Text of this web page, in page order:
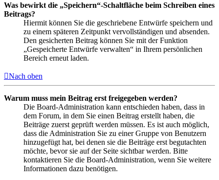
Was bewirkt die „Speichern“-Schaltfläche beim Schreiben eines
Beitrags?
Hiermit können Sie die geschriebene Entwürfe speichern und
zu einem späteren Zeitpunkt vervollständigen und absenden.
Den gesicherten Beitrag können Sie mit der Funktion
„Gespeicherte Entwürfe verwalten“ in Ihrem persönlichen
Bereich erneut laden.
Nach oben
Warum muss mein Beitrag erst freigegeben werden?
Die Board-Administration kann entschieden haben, dass in
dem Forum, in dem Sie einen Beitrag erstellt haben, die
Beiträge zuerst geprüft werden müssen. Es ist auch möglich,
dass die Administration Sie zu einer Gruppe von Benutzern
hinzugefügt hat, bei denen sie die Beiträge erst begutachten
möchte, bevor sie auf der Seite sichtbar werden. Bitte
kontaktieren Sie die Board-Administration, wenn Sie weitere
Informationen dazu benötigen.